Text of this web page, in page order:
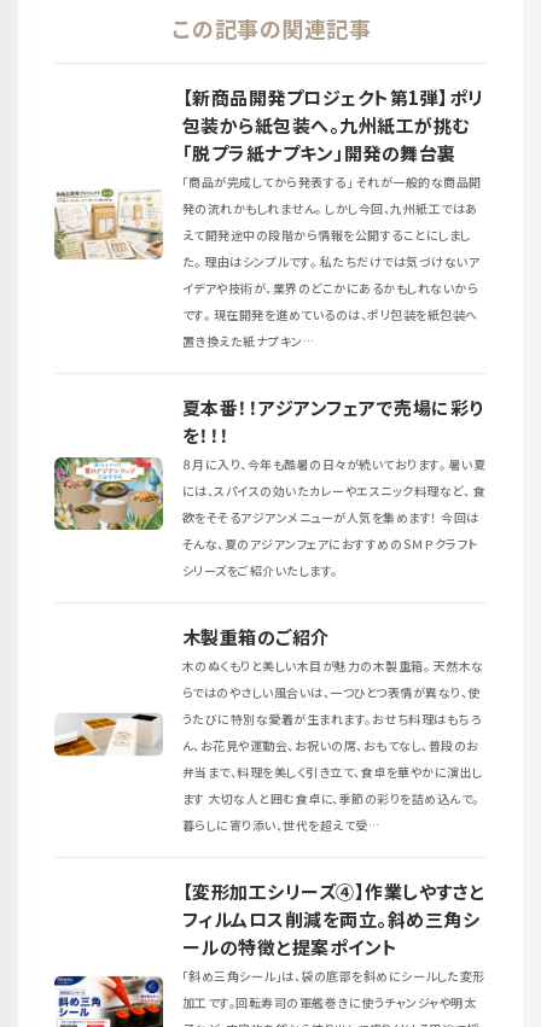
この記事の関連記事
【新商品開発プロジェクト第1弾】ポリ
包装から紙包装へ。九州紙工が挑む
「脱プラ紙ナプキン」開発の舞台裏
「商品が完成してから発表する」 それが一般的な商品開
発の流れかもしれません。 しかし今回、九州紙工ではあ
えて開発途中の段階から情報を公開することにしまし
た。 理由はシンプルです。 私たちだけでは気づけないア
イデアや技術が、業界のどこかにあるかもしれないから
です。 現在開発を進めているのは、ポリ包装を紙包装へ
置き換えた紙ナプキン…
夏本番！！アジアンフェアで売場に彩り
を！！！
８月に入り、今年も酷暑の日々が続いております。 暑い夏
には、スパイスの効いたカレーやエスニック料理など、 食
欲をそそるアジアンメニューが人気を集めます！ 今回は
そんな、夏のアジアンフェアにおすすめのＳＭＰクラフト
シリーズをご紹介いたします。
木製重箱のご紹介
木のぬくもりと美しい木目が魅力の木製重箱。 天然木な
らではのやさしい風合いは、一つひとつ表情が異なり、使
うたびに特別な愛着が生まれます。おせち料理はもちろ
ん、お花見や運動会、お祝いの席、おもてなし、普段のお
弁当まで、料理を美しく引き立て、食卓を華やかに演出し
ます 大切な人と囲む食卓に、季節の彩りを詰め込んで。
暮らしに寄り添い、世代を超えて受…
【変形加工シリーズ④】作業しやすさと
フィルムロス削減を両立。斜め三角シ
ールの特徴と提案ポイント
「斜め三角シール」は、袋の底部を斜めにシールした変形
加工です。回転寿司の軍艦巻きに使うチャンジャや明太